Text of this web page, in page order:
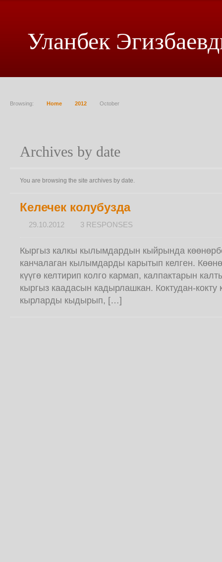
Уланбек
Browsing: Home 2012 October
Archives by date
You are browsing the site archives by date.
Келечек колубузда
29.10.2012 3 RESPONSES
Кыргыз калкы кылымдардын кыйрында
канчалаган кылымдарды карытып келген.
күүгө келтирип колго кармап, калпактарын
кыргыз каадасын кадырлашкан. Коктудан-кокту
кырларды кыдырып, […]